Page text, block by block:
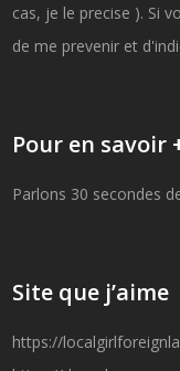
cas, je le precise ). Si
de me prevenir et
Pour en savoir
Parlons 30 secondes
Site que j’aime
https://